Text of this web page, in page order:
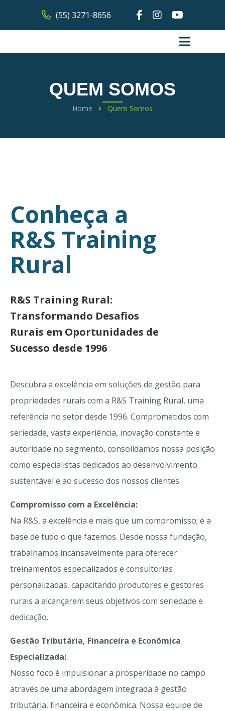
(55) 3271-8656
QUEM SOMOS
Home Quem Somos
Conheça a
R&S Training
Rural
R&S Training Rural:
Transformando Desafios
Rurais em Oportunidades de
Sucesso desde 1996
Descubra a excelência em soluções de gestão para
propriedades rurais com a R&S Training Rural, uma
referência no setor desde 1996. Comprometidos com
seriedade, vasta experiência, inovação constante e
autoridade no segmento, consolidamos nossa posição
como especialistas dedicados ao desenvolvimento
sustentável e ao sucesso dos nossos clientes.
Compromisso com a Excelência:
Na R&S, a excelência é mais que um compromisso; é a
base de tudo o que fazemos. Desde nossa fundação,
trabalhamos incansavelmente para oferecer
treinamentos especializados e consultorias
personalizadas, capacitando produtores e gestores
rurais a alcançarem seus objetivos com seriedade e
dedicação.
Gestão Tributária, Financeira e Econômica
Especializada:
Nosso foco é impulsionar a prosperidade no campo
através de uma abordagem integrada à gestão
tributária, financeira e econômica. Nossa equipe de